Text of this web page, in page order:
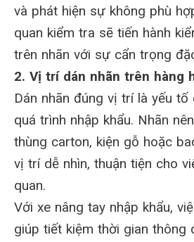
và phát hiện sự không phù
quan kiểm tra sẽ tiến hành
trên nhãn với sự cẩn trọng
2. Vị trí dán nhãn trên hàng
Dán nhãn đúng vị trí là yếu
quá trình nhập khẩu. Nhãn
thùng carton, kiện gỗ hoặc
vị trí dễ nhìn, thuận tiện cho
quan.
Với xe nâng tay nhập khẩu,
giúp tiết kiệm thời gian thông